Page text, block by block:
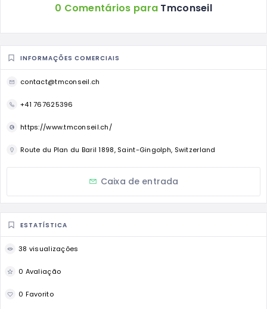
0 Comentários para Tmconseil
INFORMAÇÕES COMERCIAIS
contact@tmconseil.ch
+41 767625396
https://www.tmconseil.ch/
Route du Plan du Baril 1898, Saint-Gingolph, Switzerland
Caixa de entrada
ESTATÍSTICA
38 visualizações
0 Avaliação
0 Favorito